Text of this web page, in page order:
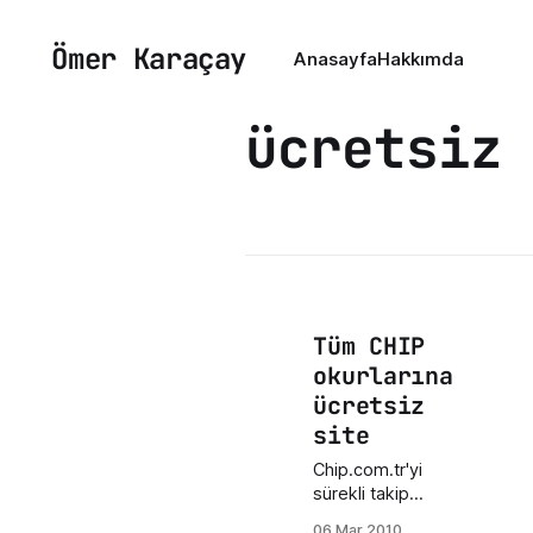
Ömer Karaçay AnasayfaHakkımda
Tüm CHIP
okurlarına
ücretsiz
site
Chip.com.tr'yi
sürekli takip